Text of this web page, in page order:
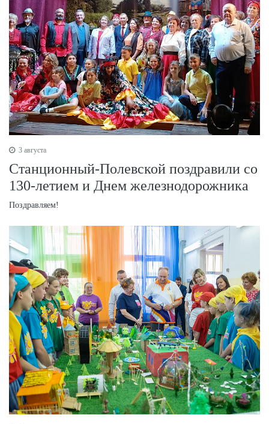
3 августа
Станционный-Полевской поздравили со
130-летием и Днем железнодорожника
Поздравляем!